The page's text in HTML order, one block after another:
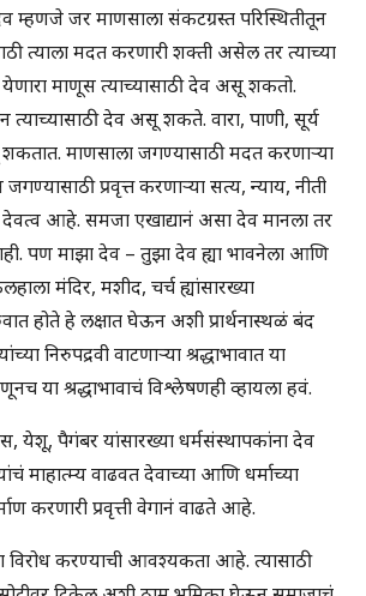
म्हणजे जर माणसाला संकटग्रस्त परिस्थितीतून
त्याला मदत करणारी शक्ती असेल तर त्याच्या
माणूस त्याच्यासाठी देव असू शकतो.
त्याच्यासाठी देव असू शकते. वारा, पाणी, सूर्य
माणसाला जगण्यासाठी मदत करणाऱ्या
प्रवृत्त करणाऱ्या सत्य, न्याय, नीती
देवत्व आहे. समजा एखाद्यानं असा देव मानला तर
पण माझा देव – तुझा देव ह्या भावनेला आणि
मंदिर, मशीद, चर्च ह्यांसारख्या
होते हे लक्षात घेऊन अशी प्रार्थनास्थळं बंद
निरुपद्रवी वाटणाऱ्या श्रद्धाभावात या
या श्रद्धाभावाचं विश्लेषणही व्हायला हवं.
येशू, पैगंबर यांसारख्या धर्मसंस्थापकांना देव
माहात्म्य वाढवत देवाच्या आणि धर्माच्या
करणारी प्रवृत्ती वेगानं वाढते आहे.
विरोध करण्याची आवश्यकता आहे. त्यासाठी